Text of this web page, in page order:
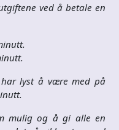
ved å betale en
lyst å være med på
mulig og å gi alle en